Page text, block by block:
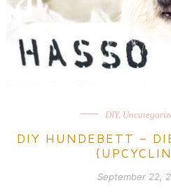
DIY,
DIY HUNDEBETT –
September 22,